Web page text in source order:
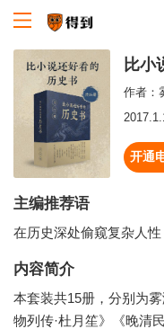
比小
作者：
开通
主编推荐语
在历史深处偷窥复杂人性
内容简介
本套装共15册，分别为
物列传·杜月笙》《晚清